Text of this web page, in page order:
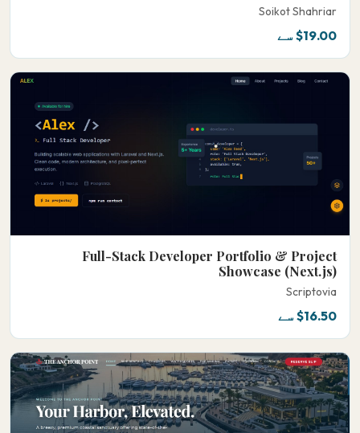
Soikot Shahriar
$19.00 سے
Full-Stack Developer Portfolio & Project
Showcase (Next.js)
Scriptovia
$16.50 سے